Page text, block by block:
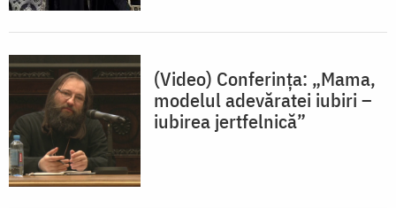
(Video) Conferința: „Mama,
modelul adevăratei iubiri –
iubirea jertfelnică”